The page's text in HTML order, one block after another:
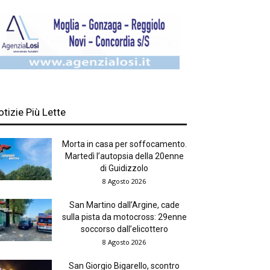
Più Lette
Morta in casa per soffocamento.
Martedì l’autopsia della 20enne
di Guidizzolo
8 Agosto 2026
San Martino dall’Argine, cade
sulla pista da motocross: 29enne
soccorso dall’elicottero
8 Agosto 2026
San Giorgio Bigarello, scontro